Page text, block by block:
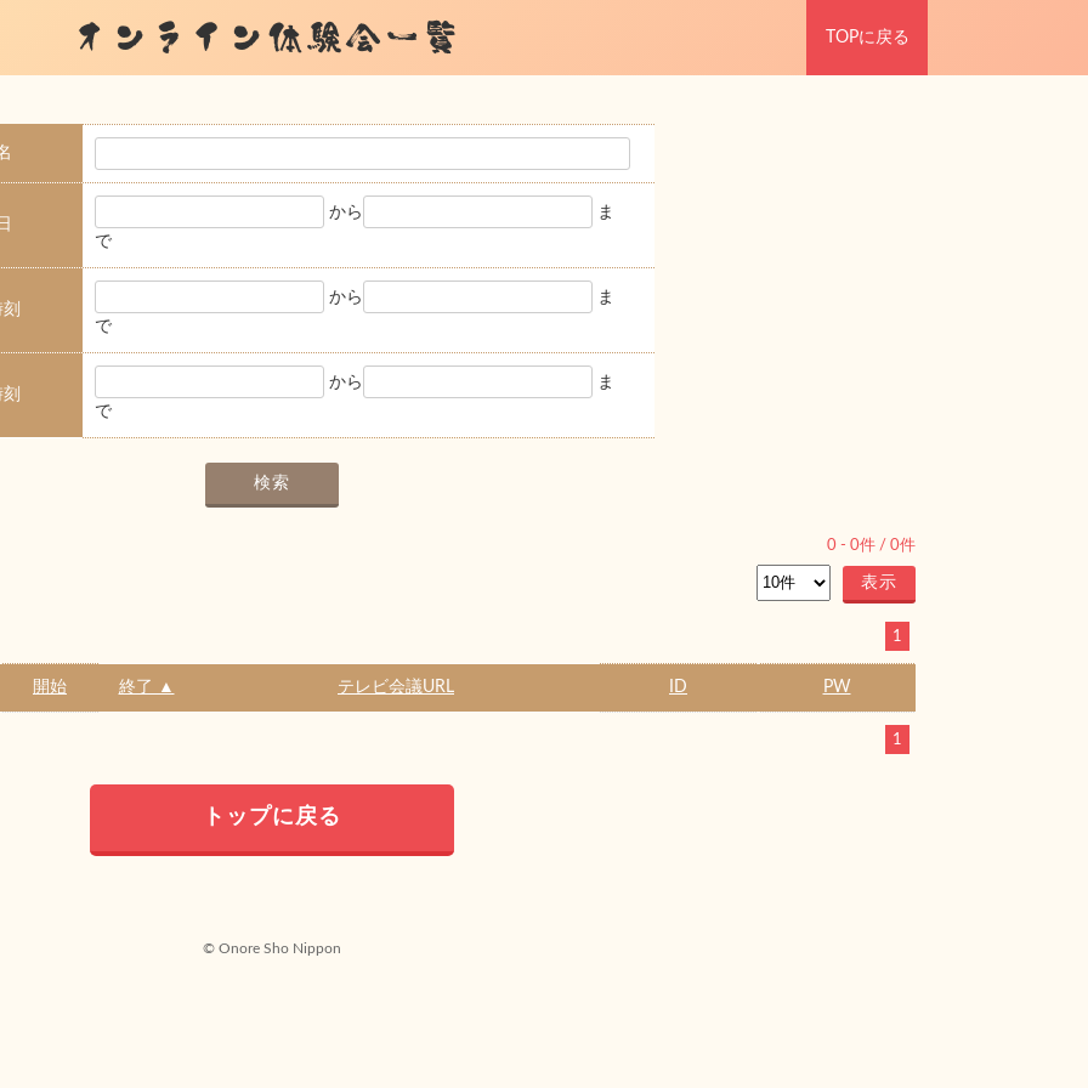
オンライン体験会一覧 TOPに戻る
から
ま
で
から
ま
で
から
ま
で
0 - 0件 / 0件
1
開始 終了 ▲ テレビ会議URL ID PW
1
トップに戻る
© Onore Sho Nippon